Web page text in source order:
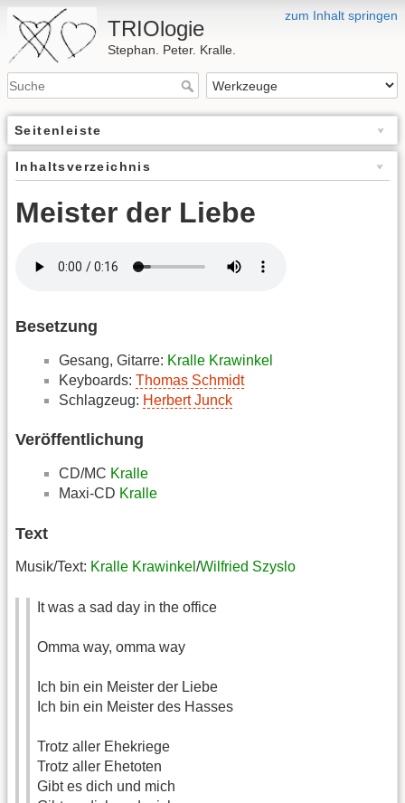
zum Inhalt springen
TRIOlogie
Stephan. Peter. Kralle.
Seitenleiste
Inhaltsverzeichnis
Meister der Liebe
Besetzung
Gesang, Gitarre: Kralle Krawinkel
Keyboards: Thomas Schmidt
Schlagzeug: Herbert Junck
Veröffentlichung
CD/MC Kralle
Maxi-CD Kralle
Text
Musik/Text: Kralle Krawinkel /Wilfried Szyslo
It was a sad day in the office
Omma way, omma way
Ich bin ein Meister der Liebe
Ich bin ein Meister des Hasses
Trotz aller Ehekriege
Trotz aller Ehetoten
Gibt es dich und mich